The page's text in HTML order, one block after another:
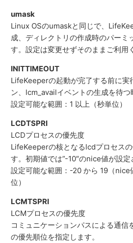
umask
Linux OSのumaskと同じで、
成、ディレクトリの作成時のパーミ
す。設定は変更せずそのままご利用
INITTIMEOUT
LifeKeeperの起動が完了する前に実
ン、lcm_availイベントの生成を待つ
設定可能な範囲：1 以上（秒単位）
LCDTSPRI
LCDプロセスの優先度
LifeKeeperの核となるlcdプロセス
す。初期値では”-10″のnice値が設定
設定可能な範囲：-20 から 19（nice
位）
LCMTSPRI
LCMプロセスの優先度
コミュニケーションパスによる通信
の優先順位を指定します。